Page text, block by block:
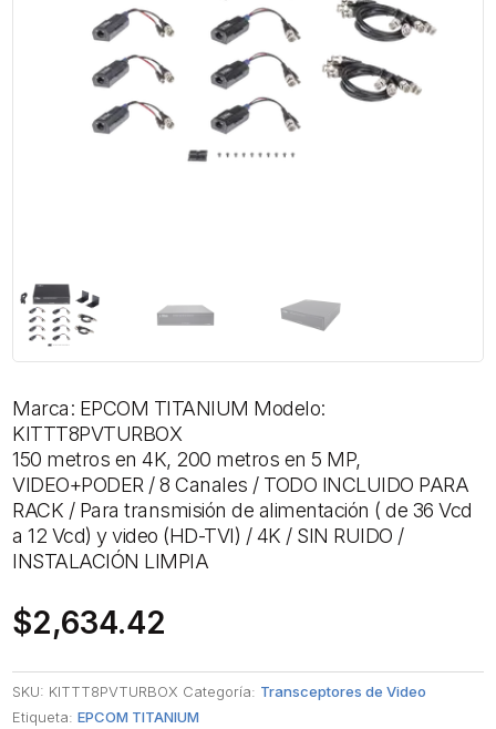
Marca: EPCOM TITANIUM Modelo:
KITTT8PVTURBOX
150 metros en 4K, 200 metros en 5 MP,
VIDEO+PODER / 8 Canales / TODO INCLUIDO PARA
RACK / Para transmisión de alimentación ( de 36 Vcd
a 12 Vcd) y video (HD-TVI) / 4K / SIN RUIDO /
INSTALACIÓN LIMPIA
$2,634.42
SKU: KITTT8PVTURBOX Categoría: Transceptores de Video
Etiqueta:EPCOM TITANIUM